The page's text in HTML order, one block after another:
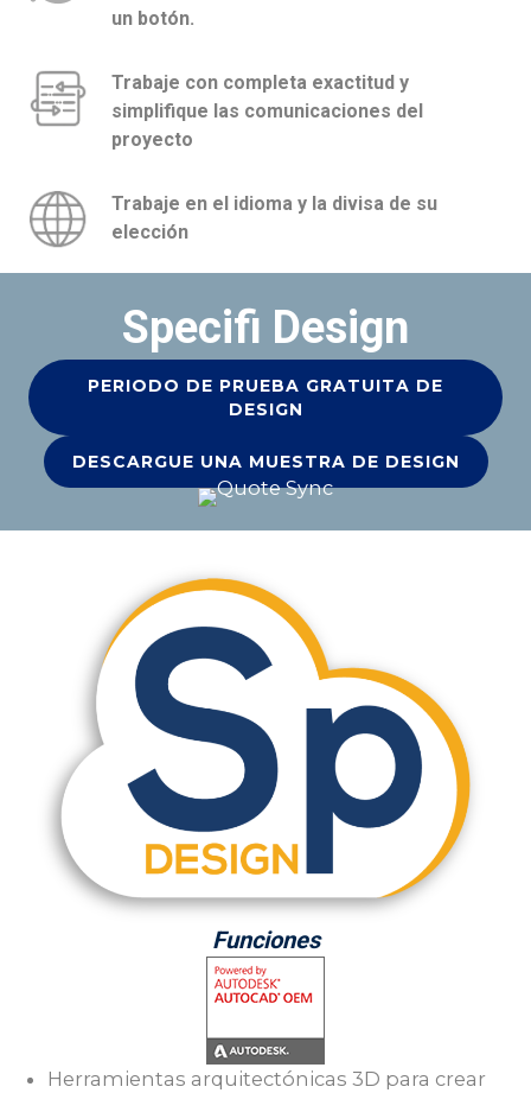
un botón.
Trabaje con completa exactitud y
simplifique las comunicaciones del
proyecto
Trabaje en el idioma y la divisa de su
elección
Specifi Design
PERIODO DE PRUEBA GRATUITA DE
DESIGN
DESCARGUE UNA MUESTRA DE DESIGN
Funciones
Herramientas arquitectónicas 3D para crear